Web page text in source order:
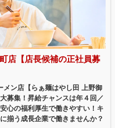
店【店長候補の正社員募
メン店【らぁ麺はやし田 上野御
募集！昇給チャンスは年４回／
心の福利厚生で働きやすい！キ
揃う成長企業で働きませんか？